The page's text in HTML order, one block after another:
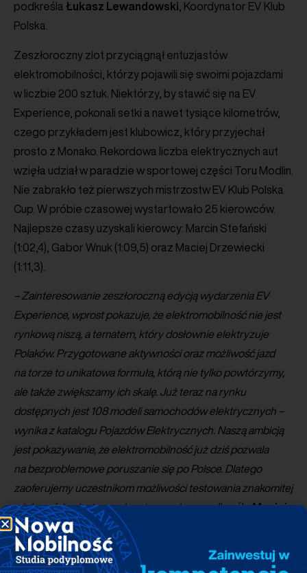
podkreśla Łukasz Lewandowski , Koordynator EV Klub
Polska.
Zeszłoroczny zlot przyciągnął entuzjastów
elektromobilności, którzy pojawili się swoimi pojazdami
w liczbie 200 sztuk. Niektórzy, by stawić się na EV
Experience, pokonali setki a nawet tysiące kilometrów,
czego przykładem jest klubowicz, który przyjechał
prosto z Monako. Rekordowa liczba elektrycznych aut
wzięła udział w paradzie w sportowej części Toru Modlin.
Nie zabrakło też pierwszych mistrzostw EV Klub Polska
Cup. W próbie czasowej wystartowało 25 kierowców.
Najlepsze czasy uzyskali kierowcy: Marcin Stefański
(1:02,4), Gabor Wnuk (1:09,5) oraz Maciej Drzewiecki
(1:11,3).
– Zainteresowanie zeszłoroczną edycją wydarzenia EV
Experience, wprost pokazuje, że elektromobilność nie jest
rynkową niszą, a tematem, który dosłownie elektryzuje
Polaków. Przygotowane aktywności oraz możliwość jazd
na torze to unikatowa formuła, którą nie tylko powtórzymy,
ale także zwiększamy ich skalę. Już teraz na rynku
dostępnych jest 108 modeli samochodów elektrycznych –
wynika z katalogu Pojazdów Elektrycznych. Naszą ambicją
jest pokazywanie, że elektromobilność już dziś pozwala
na bezproblemowe poruszanie się po Polsce. Dlatego
zaoferujemy uczestnikom możliwości testowania znakomitej
większości z dostępnych aut na rynku– podkreślaMaciej
Mazur, Dyrektor Zarządzający PSPA.